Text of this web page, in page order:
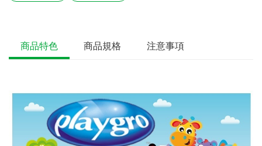
商品特色 商品規格 注意事項